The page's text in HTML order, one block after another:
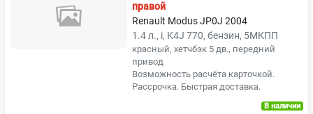
правой
Renault Modus JP0J 2004
1.4 л., i, K4J 770, бензин, 5МКПП
красный, хетчбэк 5 дв., передний
привод
Возможность расчёта карточкой.
Рассрочка. Быстрая доставка.
В наличии